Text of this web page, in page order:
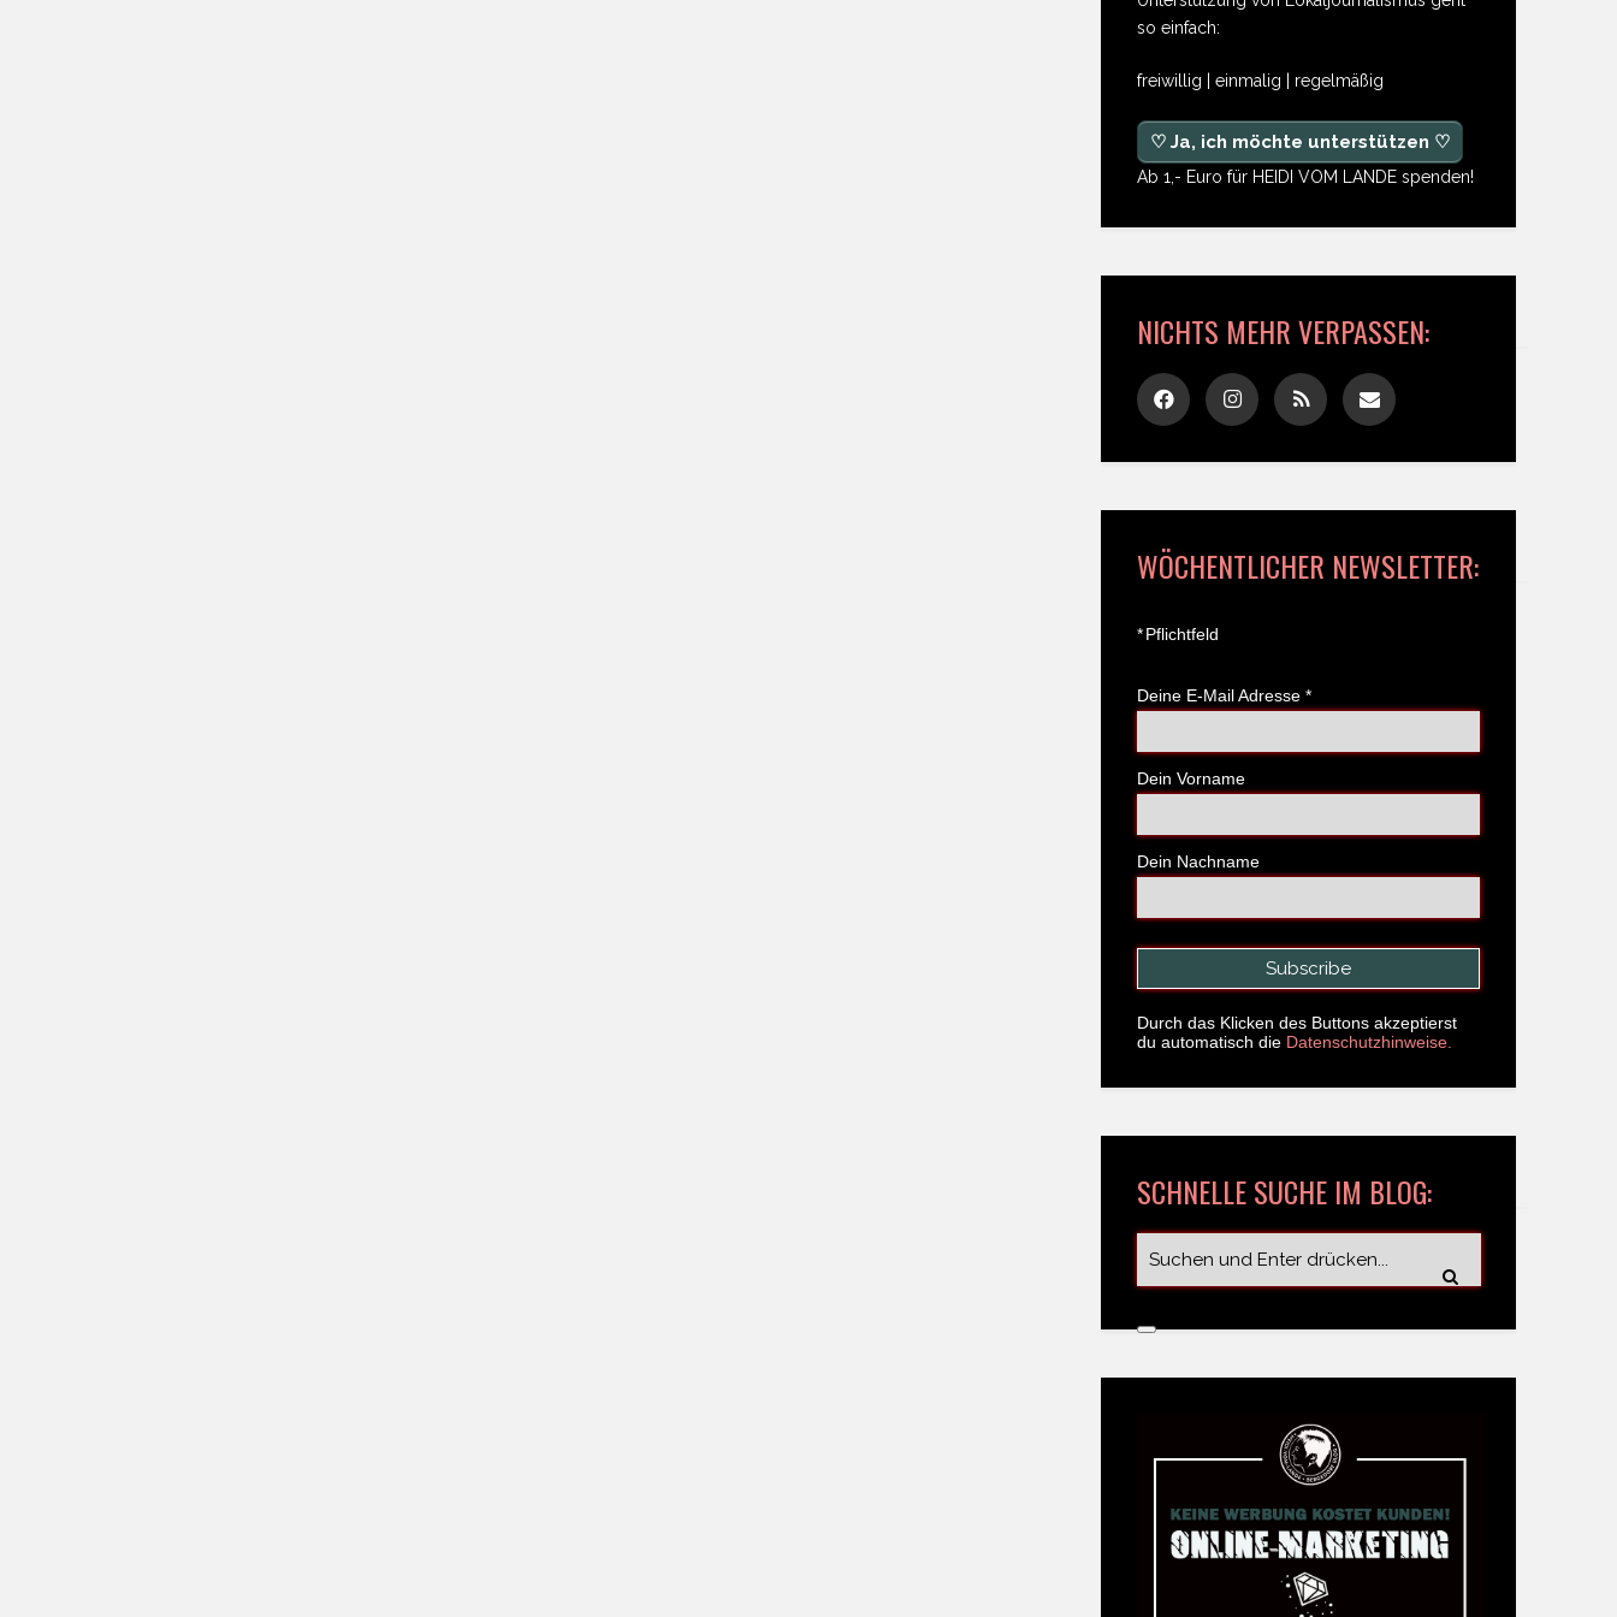
so einfach:
freiwillig | einmalig | regelmäßig
♡ Ja, ich möchte unterstützen ♡
Ab 1,- Euro für HEIDI VOM LANDE spenden!
NICHTS MEHR VERPASSEN:
WÖCHENTLICHER NEWSLETTER:
*Pflichtfeld
Deine E-Mail Adresse *
Dein Vorname
Dein Nachname
Durch das Klicken des Buttons akzeptierst
du automatisch die Datenschutzhinweise.
SCHNELLE SUCHE IM BLOG: